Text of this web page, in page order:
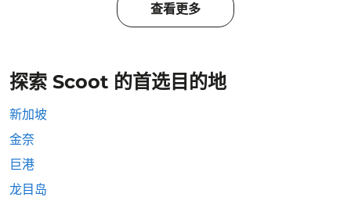
查看更多
探索 Scoot 的首选目的地
新加坡
金奈
巨港
龙目岛